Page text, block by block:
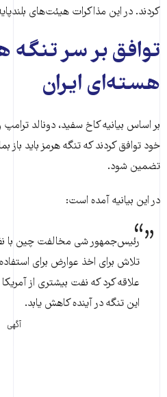
کردند. در این مذاکرات هیئت‌های
توافق بر سر تنگه
هسته‌ای ایران
بر اساس بیانیه کاخ سفید، دونالد
خود توافق کردند که تنگه هرمز باید باز
تضمین شود.
در این بیانیه آمده است:
رئیس‌جمهور شی مخالفت چین با
تلاش برای اخذ عوارض برای استفاده
علاقه کرد که نفت بیشتری از
این تنگه در آینده کاهش یابد.
آگهی